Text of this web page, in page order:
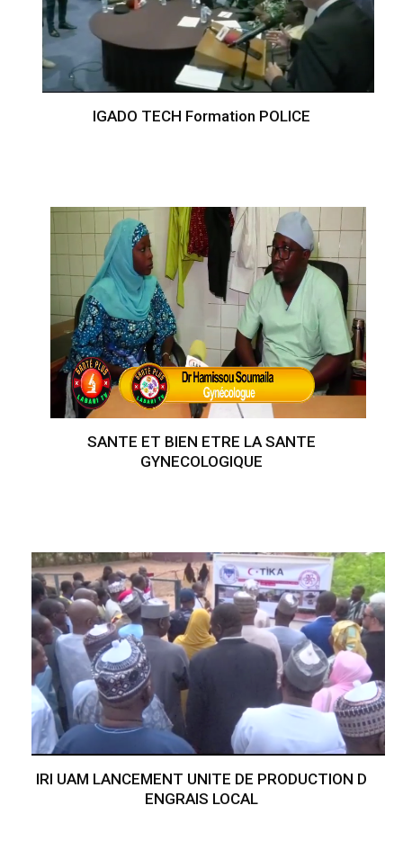
IGADO TECH Formation POLICE
SANTE ET BIEN ETRE LA SANTE
GYNECOLOGIQUE
IRI UAM LANCEMENT UNITE DE PRODUCTION D
ENGRAIS LOCAL